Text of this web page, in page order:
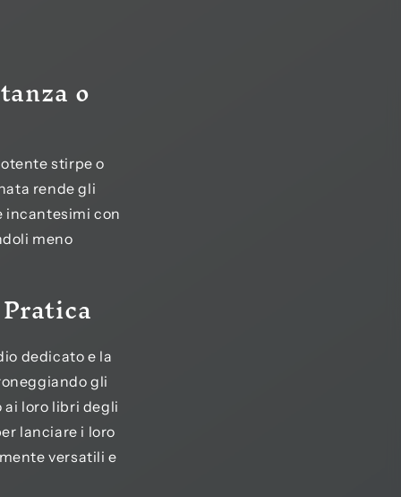
o
stirpe o
rende gli
incantesimi con
meno
dedicato e la
gli
ai loro libri degli
lanciare i loro
versatili e